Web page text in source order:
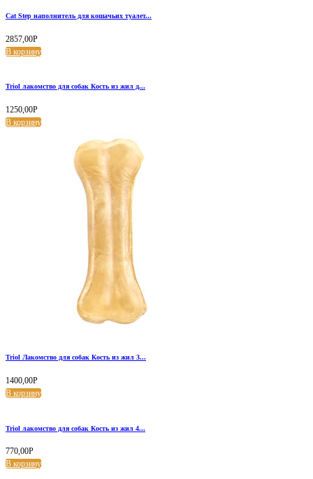
Cat Step наполнитель для кошачьих туалет...
2857,00Р
В корзину
Triol лакомство для собак Кость из жил д...
1250,00Р
В корзину
Triol Лакомство для собак Кость из жил 3...
1400,00Р
В корзину
Triol лакомство для собак Кость из жил 4...
770,00Р
В корзину